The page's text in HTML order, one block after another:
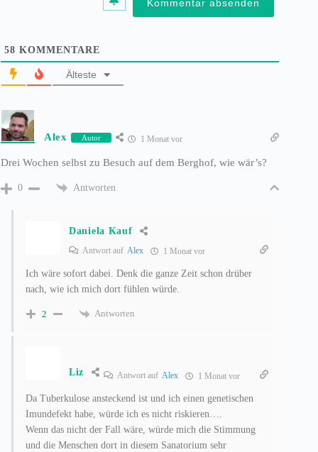
s
58 KOMMENTARE
Älteste
Alex Autor 1 Monat vor
Drei Wochen selbst zu Besuch auf dem Berghof, wie wär’s?
0 Antworten
Daniela Kauf
Antwort auf Alex 1 Monat vor
Ich wäre sofort dabei. Denk die ganze Zeit schon drüber
nach, wie ich mich dort fühlen würde.
2 Antworten
Liz Antwort aufAlex 1 Monat vor
Da Tuberkulose ansteckend ist und ich einen genetischen
Imundefekt habe, würde ich es nicht riskieren….
Wenn das nicht der Fall wäre, würde mich die Stimmung
und die Menschen dort in diesem Sanatorium sehr